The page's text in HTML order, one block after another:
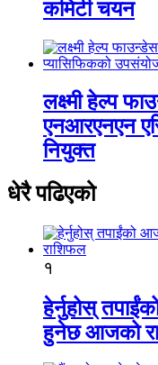
कमिटी चयन
लक्ष्मी हेल्प
एनआरएनएन
नियुक्त
धेरै पढिएको
१
हेर्नुहोस्
हुनेछ आजको